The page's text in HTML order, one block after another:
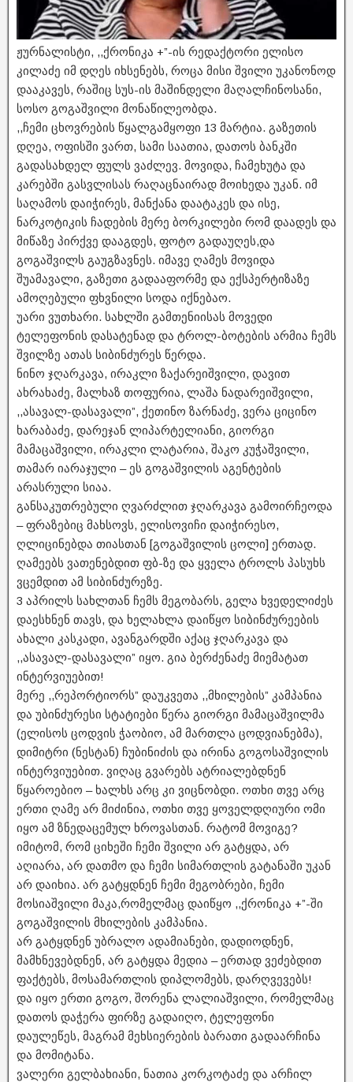
ჟურნალისტი, ,,ქრონიკა +”-ის რედაქტორი ელისო
კილაძე იმ დღეს იხსენებს, როცა მისი შვილი უკანონოდ
დააკავეს, რაშიც სუს-ის მაშინდელი მაღალჩინოსანი,
სოსო გოგაშვილი მონაწილეობდა.
,,ჩემი ცხოვრების წყალგამყოფი 13 მარტია. გაზეთის
დღეა, ოფისში ვართ, სამი საათია, დათოს ბანკში
გადასახდელ ფულს ვაძლევ. მოვიდა, ჩამეხუტა და
კარებში გასვლისას რაღაცნაირად მოიხედა უკან. იმ
საღამოს დაიჭირეს, მანქანა დაატაკეს და ისე,
ნარკოტიკის ჩადების მერე ბორკილები რომ დაადეს და
მიწაზე პირქვე დააგდეს, ფოტო გადაუღეს,და
გოგაშვილს გაუგზავნეს. იმავე ღამეს მოვიდა
შუამავალი, გაზეთი გადააფორმე და ექსპერტიზაზე
ამოღებული ფხვნილი სოდა იქნებაო.
უარი ვუთხარი. სახლში გამთენიისას მოვედი
ტელეფონის დასატენად და ტროლ-ბოტების არმია ჩემს
შვილზე ათას სიბინძურეს წერდა.
ნინო ჯღარკავა, ირაკლი ზაქარეიშვილი, დავით
ახრახაძე, მალხაზ თოფურია, ლაშა ნადარეიშვილი,
,,ასავალ-დასავალი”, ქეთინო ზარნაძე, ვერა ციცინო
ხარაბაძე, დარეჯან ლიპარტელიანი, გიორგი
მამაცაშვილი, ირაკლი ლატარია, შაკო კუჭაშვილი,
თამარ იარაჯული – ეს გოგაშვილის აგენტების
არასრული სიაა.
განსაკუთრებული ღვარძლით ჯღარკავა გამოირჩეოდა
– ფრაზებიც მახსოვს, ელისოვიჩი დაიჭირესო,
ღლიცინებდა თიასთან [გოგაშვილის ცოლი] ერთად.
ღამეებს ვათენებდით ფბ-ზე და ყველა ტროლს პასუხს
ვცემდით ამ სიბინძურეზე.
3 აპრილს სახლთან ჩემს მეგობარს, გელა ხვედელიძეს
დაესხნენ თავს, და ხელახლა დაიწყო სიბინძურეების
ახალი კასკადი, ავანგარდში აქაც ჯღარკავა და
,,ასავალ-დასავალი” იყო. გია ბერძენაძე მიემატათ
ინტერვიუებით!
მერე ,,რეპორტიორს” დაუკვეთა ,,მხილების” კამპანია
და უბინძურესი სტატიები წერა გიორგი მამაცაშვილმა
(ელისოს ცოდვის ჭაობიო, ამ მართლა ცოდვიანებმა),
დიმიტრი (ნესტან) ჩუბინიძის და ირინა გოგოსაშვილის
ინტერვიუებით. ვიღაც გვარებს ატრიალებდნენ
წყაროებიო – ხალხს არც კი ვიცნობდი. ოთხი თვე არც
ერთი ღამე არ მიძინია, ოთხი თვე ყოველდღიური ომი
იყო ამ ზნედაცემულ ხროვასთან. რატომ მოვიგე?
იმიტომ, რომ ციხეში ჩემი შვილი არ გატყდა, არ
აღიარა, არ დათმო და ჩემი სიმართლის გატანაში უკან
არ დაიხია. არ გატყდნენ ჩემი მეგობრები, ჩემი
მოსიაშვილი მაკა,რომელმაც დაიწყო ,,ქრონიკა +”-ში
გოგაშვილის მხილების კამპანია.
არ გატყდნენ უბრალო ადამიანები, დადიოდნენ,
მამხნევებდნენ, არ გატყდა მედია – ერთად ვეძებდით
ფაქტებს, მოსამართლის დიპლომებს, დარღვევებს!
და იყო ერთი გოგო, შორენა ლალიაშვილი, რომელმაც
დათოს დაჭერა ფირზე გადაიღო, ტელეფონი
დაულეწეს, მაგრამ მეხსიერების ბარათი გადაარჩინა
და მომიტანა.
ვალერი გელბახიანი, ნათია კორკოტაძე და არჩილ